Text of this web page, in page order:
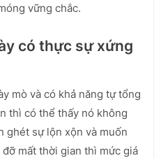
vững chắc.
có thực sự xứng
mò và có khả năng tự tổng
thì có thể thấy nó không
ghét sự lộn xộn và muốn
mất thời gian thì mức giá